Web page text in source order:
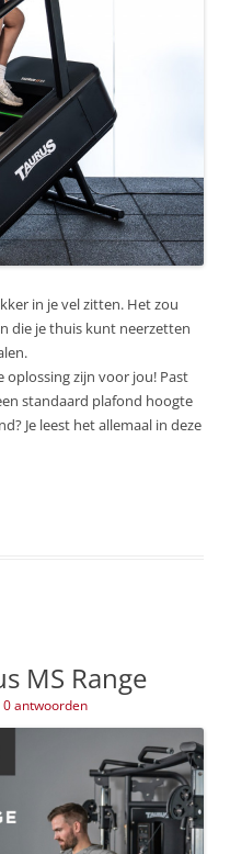
in je vel zitten. Het zou
die je thuis kunt neerzetten
oplossing zijn voor jou! Past
standaard plafond hoogte
Je leest het allemaal in deze
MS Range
0 antwoorden